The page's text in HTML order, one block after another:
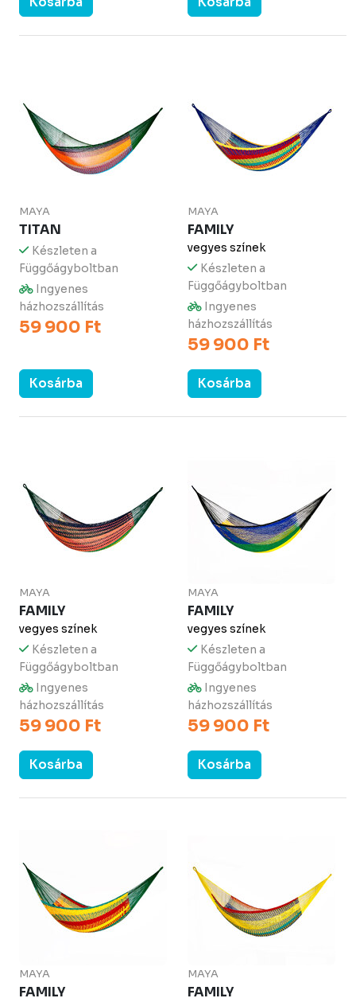
MAYA
TITAN
Készleten a
Függőágyboltban
Ingyenes
házhozszállítás
59 900 Ft
Kosárba
MAYA
FAMILY
vegyes színek
Készleten a
Függőágyboltban
Ingyenes
házhozszállítás
59 900 Ft
Kosárba
MAYA
FAMILY
vegyes színek
Készleten a
Függőágyboltban
Ingyenes
házhozszállítás
59 900 Ft
Kosárba
MAYA
FAMILY
vegyes színek
Készleten a
Függőágyboltban
Ingyenes
házhozszállítás
59 900 Ft
Kosárba
MAYA
FAMILY
MAYA
FAMILY